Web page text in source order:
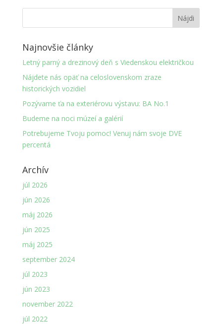
Najnovšie články
Letný parný a drezinový deň s Viedenskou električkou
Nájdete nás opäť na celoslovenskom zraze
historických vozidiel
Pozývame ťa na exteriérovu výstavu: BA No.1
Budeme na noci múzeí a galérií
Potrebujeme Tvoju pomoc! Venuj nám svoje DVE
percentá
Archív
júl 2026
jún 2026
máj 2026
jún 2025
máj 2025
september 2024
júl 2023
jún 2023
november 2022
júl 2022